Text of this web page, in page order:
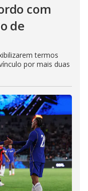
com
de
termos
por mais duas